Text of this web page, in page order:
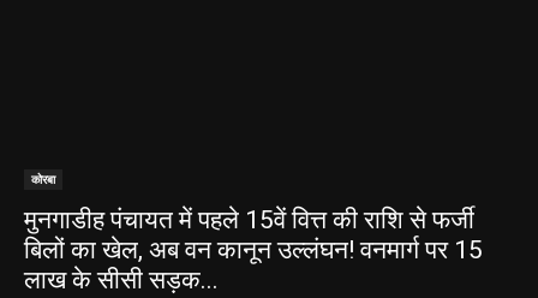
कोरबा
मुनगाडीह पंचायत में पहले 15वें वित्त की राशि से फर्जी
बिलों का खेल, अब वन कानून उल्लंघन! वनमार्ग पर 15
लाख के सीसी सड़क...